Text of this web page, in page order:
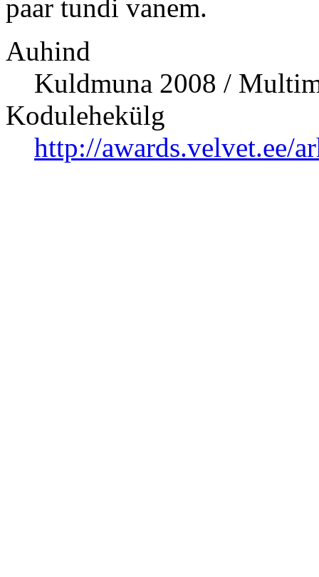
paar tundi vanem.
Auhind
Kuldmuna 2008 /
Kodulehekülg
http://awards.velvet.ee/